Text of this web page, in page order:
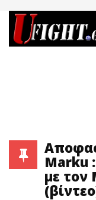
Marku
με τον